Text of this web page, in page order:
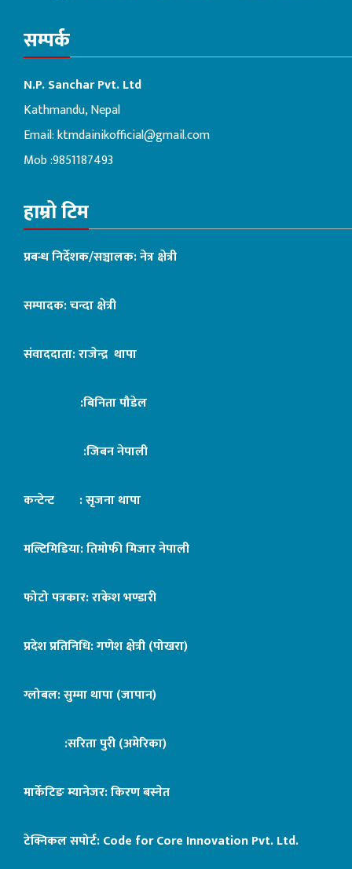
सम्पर्क
N.P. Sanchar Pvt. Ltd
Kathmandu, Nepal
Email:ktmdainikofficial@gmail.com
Mob :9851187493
हाम्रो टिम
प्रबन्ध निर्देशक/सञ्चालक: नेत्र क्षेत्री
सम्पादक: चन्दा क्षेत्री
संवाददाता: राजेन्द्र थापा
:बिनिता पौडेल
:जिबन नेपाली
कन्टेन्ट : सृजना थापा
मल्टिमिडिया: तिमोफी मिजार नेपाली
फोटो पत्रकार: राकेश भण्डारी
प्रदेश प्रतिनिधि: गणेश क्षेत्री (पोखरा)
ग्लोबल: सुम्मा थापा (जापान)
:सरिता पुरी (अमेरिका)
मार्केटिङ म्यानेजर: किरण बस्नेत
टेक्निकल सपोर्ट:Code for Core Innovation Pvt. Ltd.